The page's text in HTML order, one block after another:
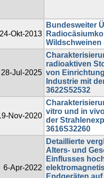
24-Okt-2013
Bundesweiter
Wildschweinen
28-Jul-2025
radioaktiven
von
Industrie mit
3622S52532
Nov-2020
vitro und in
der
3616S32260
6-Apr-2022
Detaillierte
Alters- und
Einflusses